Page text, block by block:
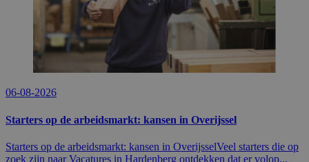
06-08-2026
Starters op de arbeidsmarkt: kansen in Overijssel
Starters op de arbeidsmarkt: kansen in OverijsselVeel starters die op
zoek zijn naar Vacatures in Hardenberg ontdekken dat er volop...